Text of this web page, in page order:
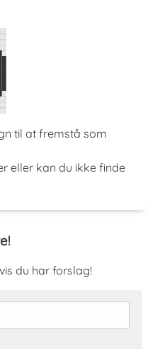
til at fremstå som
eller kan du ikke finde
du har forslag!